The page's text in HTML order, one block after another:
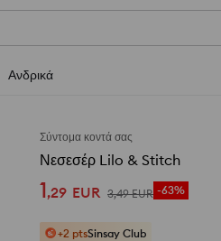
Ανδρικά
Σύντομα κοντά σας
Νεσεσέρ Lilo & Stitch
1,29 EUR 3,49 EUR -63%
+2 ptsSinsay Club